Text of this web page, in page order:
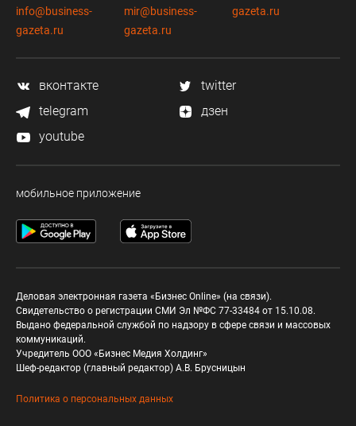
info@business-
gazeta.ru
mir@business-
gazeta.ru
gazeta.ru
вконтакте
twitter
telegram
дзен
youtube
мобильное приложение
Деловая электронная газета «Бизнес Online» (на связи).
Свидетельство о регистрации СМИ Эл №ФС 77-33484 от 15.10.08.
Выдано федеральной службой по надзору в сфере связи и массовых
коммуникаций.
Учредитель ООО «Бизнес Медия Холдинг»
Шеф-редактор (главный редактор) А.В. Брусницын
Политика о персональных данных